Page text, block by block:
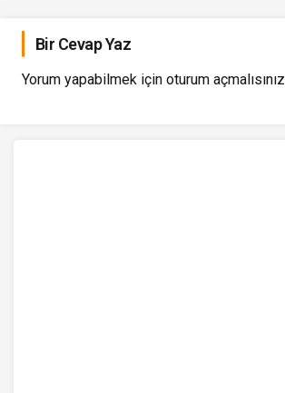
Bir Cevap Yaz
Yorum yapabilmek için oturum açmalısınız